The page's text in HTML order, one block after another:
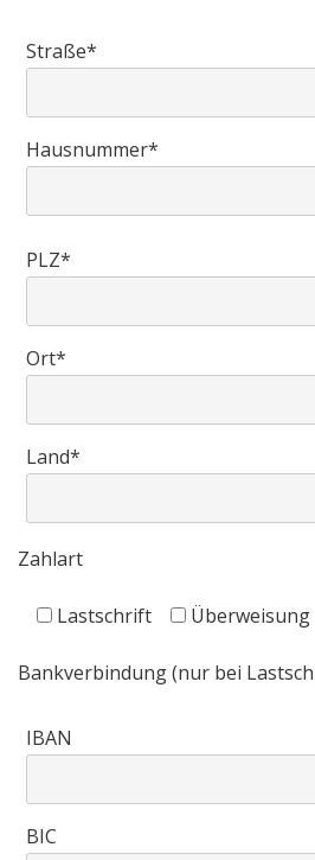
Straße*
Hausnummer*
PLZ*
Ort*
Land*
Zahlart
Lastschrift Überweisung
Bankverbindung (nur bei
IBAN
BIC